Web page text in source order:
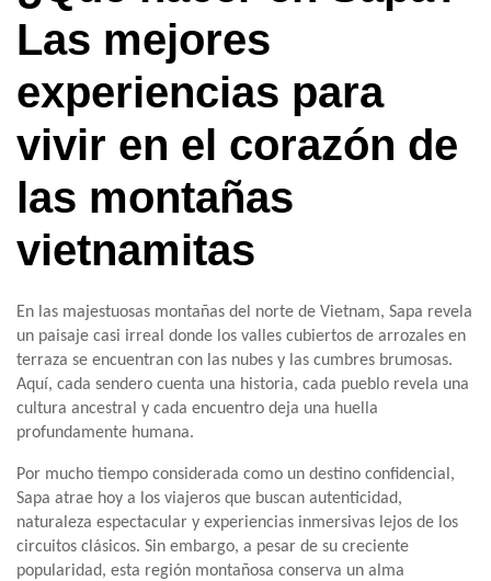
Las mejores
experiencias para
vivir en el corazón de
las montañas
vietnamitas
En las majestuosas montañas del norte de Vietnam, Sapa revela
un paisaje casi irreal donde los valles cubiertos de arrozales en
terraza se encuentran con las nubes y las cumbres brumosas.
Aquí, cada sendero cuenta una historia, cada pueblo revela una
cultura ancestral y cada encuentro deja una huella
profundamente humana.
Por mucho tiempo considerada como un destino confidencial,
Sapa atrae hoy a los viajeros que buscan autenticidad,
naturaleza espectacular y experiencias inmersivas lejos de los
circuitos clásicos. Sin embargo, a pesar de su creciente
popularidad, esta región montañosa conserva un alma